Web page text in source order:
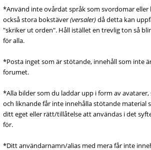
*Använd inte ovårdat språk som svordomar
också stora bokstäver(versaler)då detta kan
"skriker ut orden". Håll istället en trevlig ton så
för alla.
*Posta inget som är stötande, innehåll som inte
forumet.
*Alla bilder som du laddar upp i form av
och liknande får inte innehålla stötande material
ditt eget eller rätt/tillåtelse att användas i det
för.
*Ditt användarnamn/alias med mera får inte